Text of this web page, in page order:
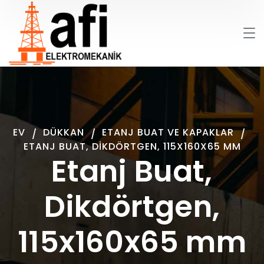
Etanj Buat,
Dikdörtgen,
115x160x65 mm
EV DÜKKAN
ETANJ BUAT VE KAPAKLAR
ETANJ BUAT, DIKDÖRTGEN, 115X160X65 MM